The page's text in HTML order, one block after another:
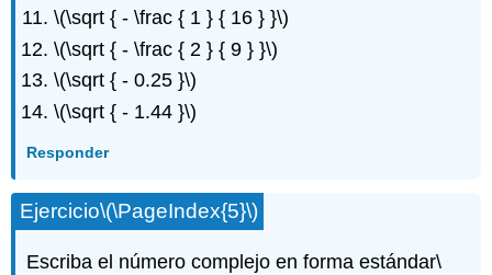
\(\sqrt { - \frac { 1 } { 16 } }\)
\(\sqrt { - \frac { 2 } { 9 } }\)
\(\sqrt { - 0.25 }\)
\(\sqrt { - 1.44 }\)
Responder
Ejercicio\(\PageIndex{5}\)
Escriba el número complejo en forma estándar\